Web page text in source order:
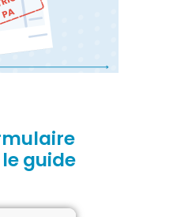
guide